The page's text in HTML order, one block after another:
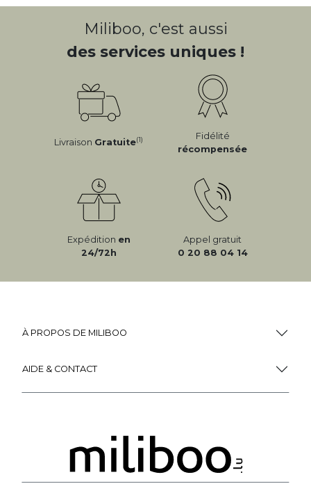
Miliboo, c'est aussi
des services uniques !
Livraison Gratuite(1)
Fidélité
récompensée
Expédition en
24/72h
Appel gratuit
0 20 88 04 14
À PROPOS DE MILIBOO
AIDE & CONTACT